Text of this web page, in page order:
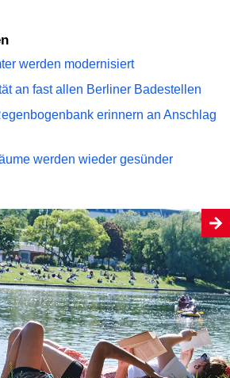
werden modernisiert
an fast allen Berliner Badestellen
erinnern an Anschlag
werden wieder gesünder